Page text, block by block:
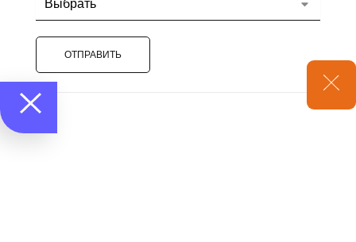
ОТПРАВИТЬ